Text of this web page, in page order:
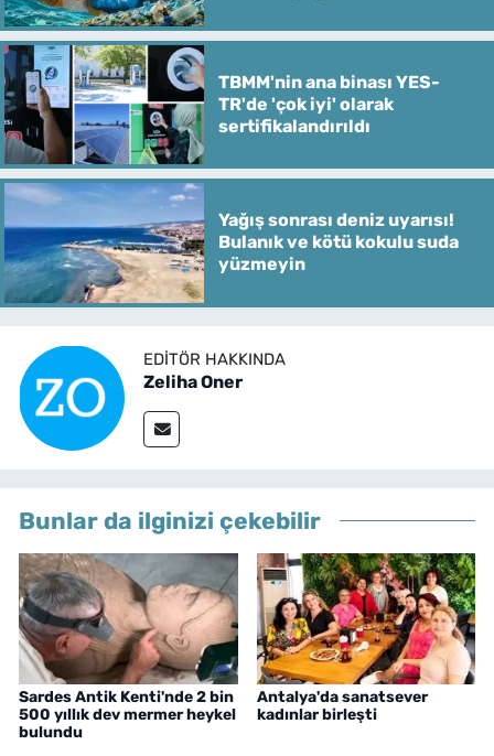
TBMM'nin ana binası YES-
TR'de 'çok iyi' olarak
sertifikalandırıldı
Yağış sonrası deniz uyarısı!
Bulanık ve kötü kokulu suda
yüzmeyin
EDITÖR HAKKINDA
Zeliha Oner
Bunlar da ilginizi çekebilir
Sardes Antik Kenti'nde 2 bin
500 yıllık dev mermer heykel
bulundu
Antalya'da sanatsever
kadınlar birleşti